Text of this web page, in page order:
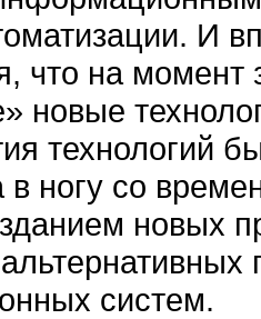
И
что на
новые
технологий
в ногу со
новых
систем.